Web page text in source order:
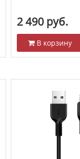
2 490 руб.
В корзину